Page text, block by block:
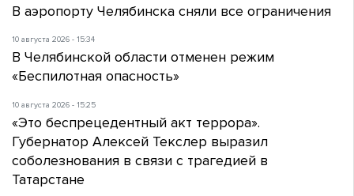
В аэропорту Челябинска сняли все ограничения
10 августа 2026 - 15:34
В Челябинской области отменен режим
«Беспилотная опасность»
10 августа 2026 - 15:25
«Это беспрецедентный акт террора».
Губернатор Алексей Текслер выразил
соболезнования в связи с трагедией в
Татарстане